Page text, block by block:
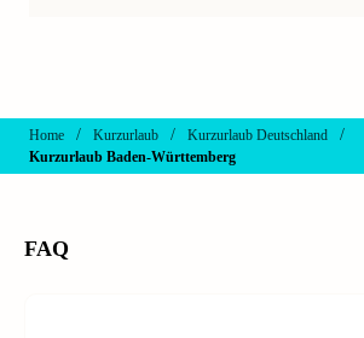
Home / Kurzurlaub / Kurzurlaub Deutschland /
Kurzurlaub Baden-Württemberg
FAQ